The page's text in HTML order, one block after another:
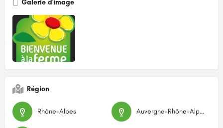
Galerie d'image
Région
Rhône-Alpes Auvergne-Rhône-Alpes